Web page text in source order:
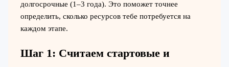
долгосрочные (1–3 года). Это поможет точнее
определить, сколько ресурсов тебе потребуется на
каждом этапе.
Шаг 1: Считаем стартовые и